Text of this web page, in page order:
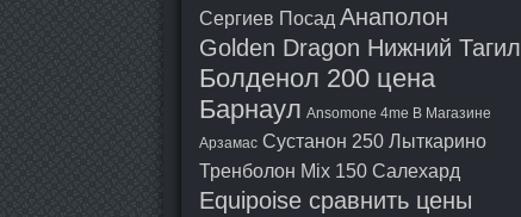
Сергиев Посад Анаполон
Golden Dragon Нижний Тагил
Болденол 200 цена
Барнаул Ansomone 4me В Магазине
Арзамас Сустанон 250 Лыткарино
Тренболон Mix 150 Салехард
Equipoise сравнить цены